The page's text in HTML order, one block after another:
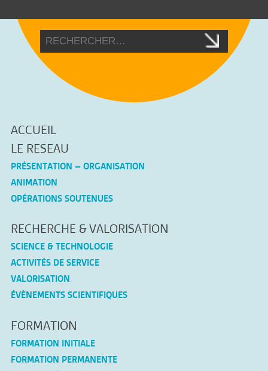
ACCUEIL
LE RESEAU
PRÉSENTATION – ORGANISATION
ANIMATION
OPÉRATIONS SOUTENUES
RECHERCHE & VALORISATION
SCIENCE & TECHNOLOGIE
ACTIVITÉS DE SERVICE
VALORISATION
ÉVÈNEMENTS SCIENTIFIQUES
FORMATION
FORMATION INITIALE
FORMATION PERMANENTE